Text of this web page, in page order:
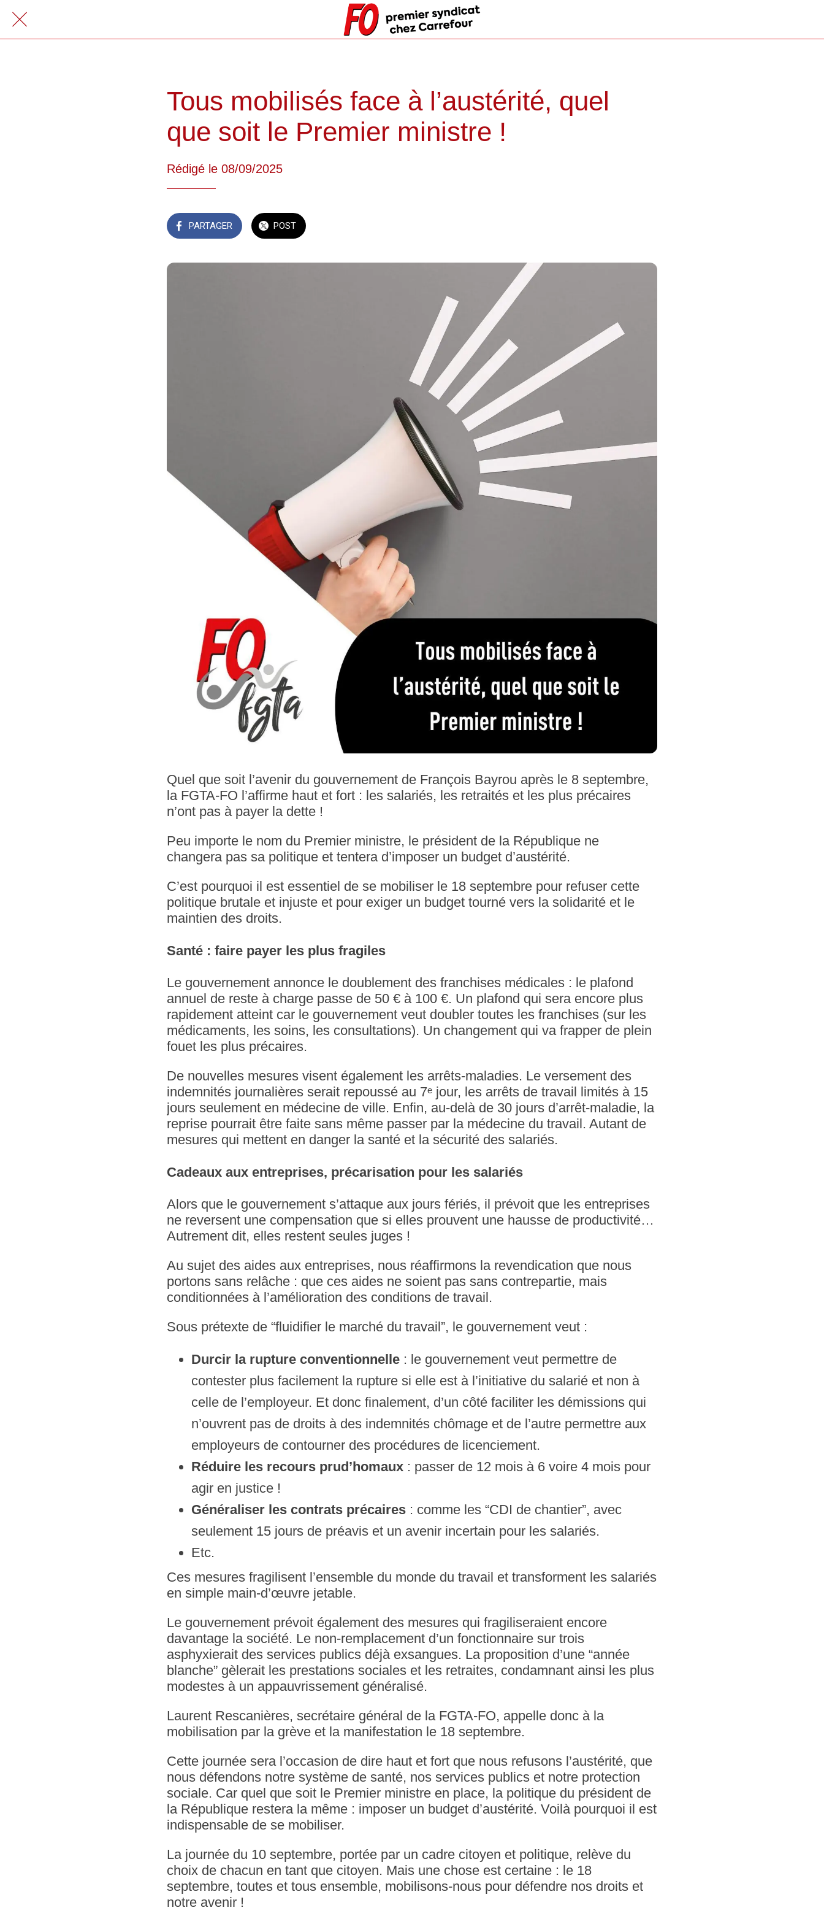
Tous mobilisés face à l’austérité, quel
que soit le Premier ministre !
Rédigé le 08/09/2025
PARTAGER POST
Quel que soit l’avenir du gouvernement de François Bayrou après le 8 septembre,
la FGTA-FO l’affirme haut et fort : les salariés, les retraités et les plus précaires
n’ont pas à payer la dette !
Peu importe le nom du Premier ministre, le président de la République ne
changera pas sa politique et tentera d’imposer un budget d’austérité.
C’est pourquoi il est essentiel de se mobiliser le 18 septembre pour refuser cette
politique brutale et injuste et pour exiger un budget tourné vers la solidarité et le
maintien des droits.
Santé : faire payer les plus fragiles
Le gouvernement annonce le doublement des franchises médicales : le plafond
annuel de reste à charge passe de 50 € à 100 €. Un plafond qui sera encore plus
rapidement atteint car le gouvernement veut doubler toutes les franchises (sur les
médicaments, les soins, les consultations). Un changement qui va frapper de plein
fouet les plus précaires.
De nouvelles mesures visent également les arrêts-maladies. Le versement des
indemnités journalières serait repoussé au 7ᵉ jour, les arrêts de travail limités à 15
jours seulement en médecine de ville. Enfin, au-delà de 30 jours d’arrêt-maladie, la
reprise pourrait être faite sans même passer par la médecine du travail. Autant de
mesures qui mettent en danger la santé et la sécurité des salariés.
Cadeaux aux entreprises, précarisation pour les salariés
Alors que le gouvernement s’attaque aux jours fériés, il prévoit que les entreprises
ne reversent une compensation que si elles prouvent une hausse de productivité…
Autrement dit, elles restent seules juges !
Au sujet des aides aux entreprises, nous réaffirmons la revendication que nous
portons sans relâche : que ces aides ne soient pas sans contrepartie, mais
conditionnées à l’amélioration des conditions de travail.
Sous prétexte de “fluidifier le marché du travail”, le gouvernement veut :
Durcir la rupture conventionnelle : le gouvernement veut permettre de
contester plus facilement la rupture si elle est à l’initiative du salarié et non à
celle de l’employeur. Et donc finalement, d’un côté faciliter les démissions qui
n’ouvrent pas de droits à des indemnités chômage et de l’autre permettre aux
employeurs de contourner des procédures de licenciement.
Réduire les recours prud’homaux : passer de 12 mois à 6 voire 4 mois pour
agir en justice !
Généraliser les contrats précaires : comme les “CDI de chantier”, avec
seulement 15 jours de préavis et un avenir incertain pour les salariés.
Etc.
Ces mesures fragilisent l’ensemble du monde du travail et transforment les salariés
en simple main-d’œuvre jetable.
Le gouvernement prévoit également des mesures qui fragiliseraient encore
davantage la société. Le non-remplacement d’un fonctionnaire sur trois
asphyxierait des services publics déjà exsangues. La proposition d’une “année
blanche” gèlerait les prestations sociales et les retraites, condamnant ainsi les plus
modestes à un appauvrissement généralisé.
Laurent Rescanières, secrétaire général de la FGTA-FO, appelle donc à la
mobilisation par la grève et la manifestation le 18 septembre.
Cette journée sera l’occasion de dire haut et fort que nous refusons l’austérité, que
nous défendons notre système de santé, nos services publics et notre protection
sociale. Car quel que soit le Premier ministre en place, la politique du président de
la République restera la même : imposer un budget d’austérité. Voilà pourquoi il est
indispensable de se mobiliser.
La journée du 10 septembre, portée par un cadre citoyen et politique, relève du
choix de chacun en tant que citoyen. Mais une chose est certaine : le 18
septembre, toutes et tous ensemble, mobilisons-nous pour défendre nos droits et
notre avenir !